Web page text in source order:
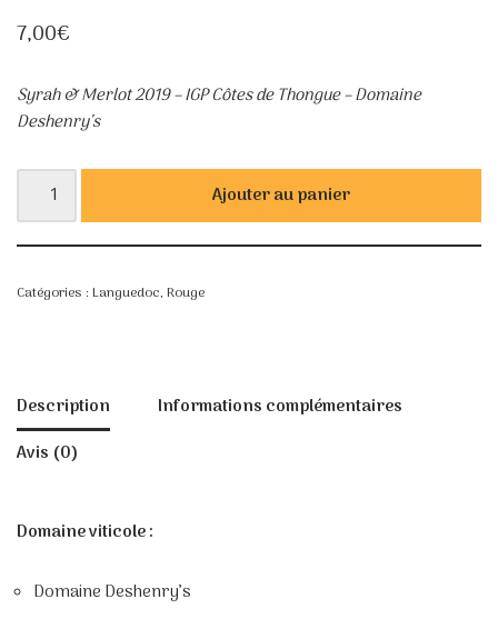
7,00€
Syrah & Merlot 2019 – IGP Côtes de Thongue – Domaine
Deshenry’s
Ajouter au panier
Catégories : Languedoc, Rouge
Description
Informations complémentaires
Avis (0)
Domaine viticole :
Domaine Deshenry’s